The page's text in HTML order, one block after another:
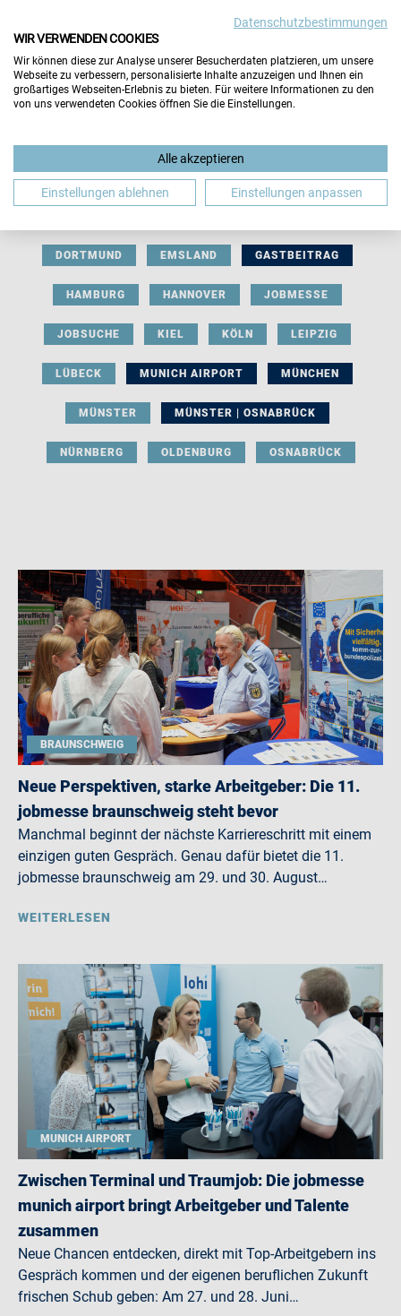
BERUFLICHE ORIENTIERUNG BEWERBUNG
DORTMUND EMSLAND GASTBEITRAG
HAMBURG HANNOVER JOBMESSE
JOBSUCHE KIEL KÖLN LEIPZIG
LÜBECK MUNICH AIRPORT MÜNCHEN
MÜNSTER MÜNSTER | OSNABRÜCK
NÜRNBERG OLDENBURG OSNABRÜCK
BRAUNSCHWEIG
Neue Perspektiven, starke Arbeitgeber: Die 11.
jobmesse braunschweig steht bevor
Manchmal beginnt der nächste Karriereschritt mit einem
einzigen guten Gespräch. Genau dafür bietet die 11.
jobmesse braunschweig am 29. und 30. August…
WEITERLESEN
MUNICH AIRPORT
Zwischen Terminal und Traumjob: Die jobmesse
munich airport bringt Arbeitgeber und Talente
zusammen
Neue Chancen entdecken, direkt mit Top-Arbeitgebern ins
Gespräch kommen und der eigenen beruflichen Zukunft
frischen Schub geben: Am 27. und 28. Juni…
Datenschutzbestimmungen
WIR VERWENDEN COOKIES
Wir können diese zur Analyse unserer Besucherdaten platzieren, um unsere
Webseite zu verbessern, personalisierte Inhalte anzuzeigen und Ihnen ein
großartiges Webseiten-Erlebnis zu bieten. Für weitere Informationen zu den
von uns verwendeten Cookies öffnen Sie die Einstellungen.
Alle akzeptieren
Einstellungen ablehnen Einstellungen anpassen